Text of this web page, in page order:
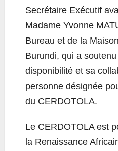
Secrétaire Exécutif
Madame Yvonne
Bureau et de la
Burundi, qui a
disponibilité et sa
personne désignée
du CERDOTOLA.
Le CERDOTOLA est
la Renaissance